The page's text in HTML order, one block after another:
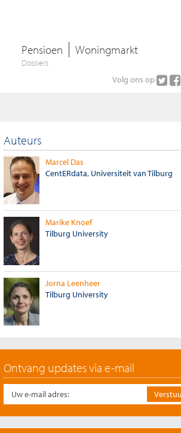
Pensioen Woningmarkt
Dossiers
Volg ons op
Auteurs
Marcel Das
CentERdata, Universiteit van Tilburg
Marike Knoef
Tilburg University
Jorna Leenheer
Tilburg University
Ontvang updates via e-mail